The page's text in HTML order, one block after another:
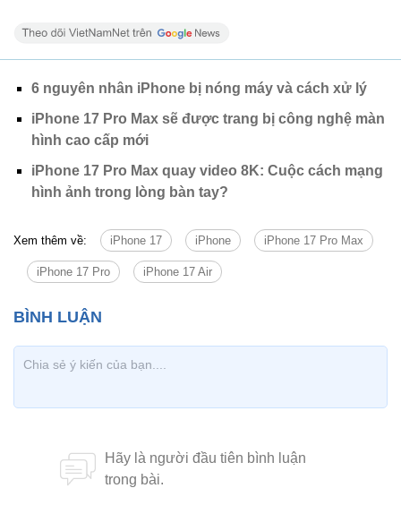
6 nguyên nhân iPhone bị nóng máy và cách xử lý
iPhone 17 Pro Max sẽ được trang bị công nghệ màn
hình cao cấp mới
iPhone 17 Pro Max quay video 8K: Cuộc cách mạng
hình ảnh trong lòng bàn tay?
Xem thêm về: iPhone 17 iPhone iPhone 17 Pro Max
iPhone 17 Pro iPhone 17 Air